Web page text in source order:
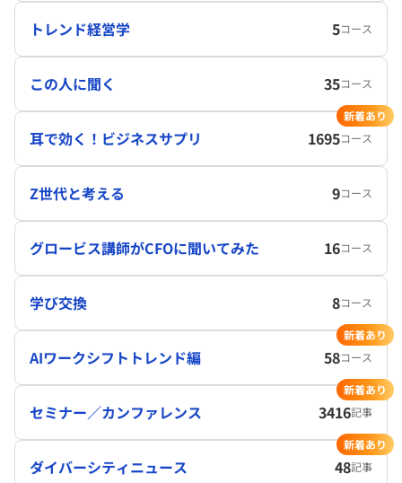
トレンド経営学 5コース
この人に聞く 35コース
耳で効く！ビジネスサプリ 1695コース
新着あり
Z世代と考える 9コース
グロービス講師がCFOに聞いてみた 16コース
学び交換 8コース
AIワークシフトトレンド編 58コース
新着あり
セミナー／カンファレンス 3416記事
新着あり
ダイバーシティニュース 48記事
新着あり